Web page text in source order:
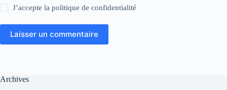
J’accepte lapolitique de confidentialité
Laisser un commentaire
Archives